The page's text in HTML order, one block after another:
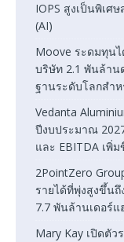
IOPS สูงเป็นพิเ
(AI)
Moove ระดมทุน
บริษัท 2.1 พันล้าน
ฐานระดับโลกสำ
Vedanta
ปีงบประมาณ
และ EBITDA เพิ่
2PointZero
รายได้ที่พุ่งสูงขึ้น
7.7 พันล้านเดอร์
Mary Kay เปิดตัว